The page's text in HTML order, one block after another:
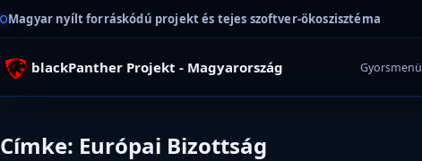
Magyar nyílt forráskódú projekt és tejes szoftver-ökoszisztéma
blackPanther Projekt - Magyarország Gyorsmenü
Címke: Európai Bizottság